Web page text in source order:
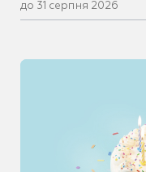
до 31 серпня 2026